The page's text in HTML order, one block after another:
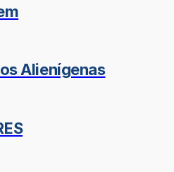
Alienígenas